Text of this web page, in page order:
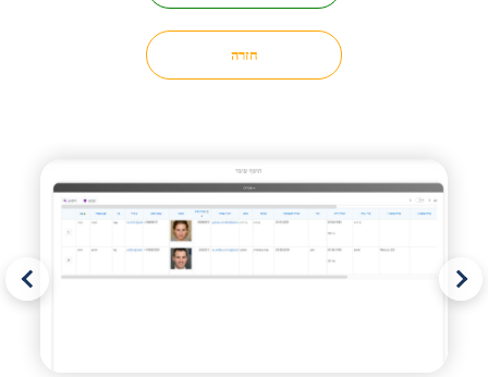
חזרה